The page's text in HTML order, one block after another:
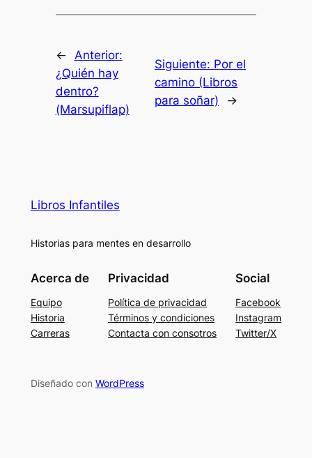
← Anterior:
¿Quién hay
dentro?
(Marsupiflap)
Siguiente: Por el
camino (Libros
para soñar)
→
Libros Infantiles
Historias para mentes en desarrollo
Acerca de
Equipo
Historia
Carreras
Privacidad
Política de privacidad
Términos y condiciones
Contacta con consotros
Social
Facebook
Instagram
Twitter/X
Diseñado con WordPress